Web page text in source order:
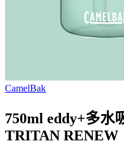
CamelBak
750ml eddy+多水
TRITAN RENEW